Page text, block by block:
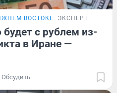
ВОСТОКЕ ЭКСПЕРТ
с рублем из-
в Иране —
Обсудить